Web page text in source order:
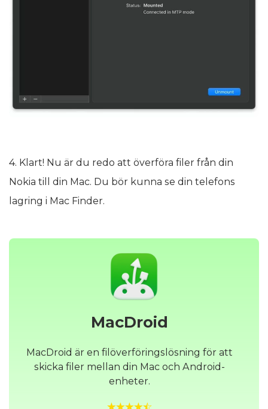
4. Klart! Nu är du redo att överföra filer från din
Nokia till din Mac. Du bör kunna se din telefons
lagring i Mac Finder.
MacDroid
MacDroid är en filöverföringslösning för att
skicka filer mellan din Mac och Android-
enheter.